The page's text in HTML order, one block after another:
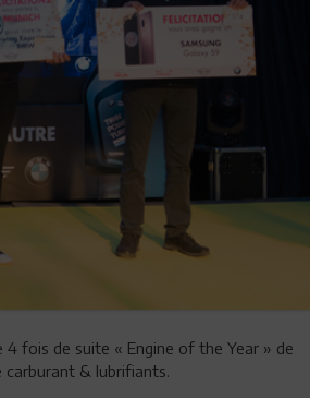
fois de suite « Engine of the Year » de
carburant & lubrifiants.